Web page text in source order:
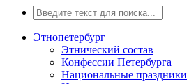
Этнопетербург
Этнический состав
Конфессии Петербурга
Национальные праздники